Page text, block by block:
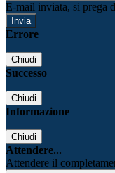
E-mail inviata, si prega
Errore
Chiudi
Successo
Chiudi
Informazione
Chiudi
Attendere...
Attendere il